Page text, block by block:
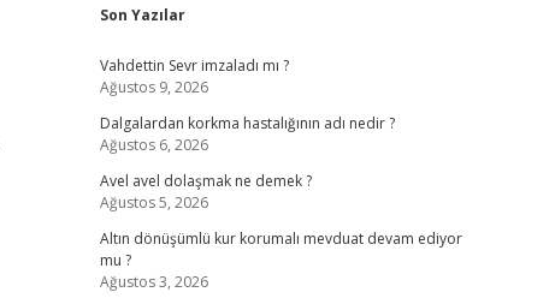
Sidebar
Son Yazılar
Vahdettin Sevr imzaladı mı ?
Ağustos 9, 2026
Dalgalardan korkma hastalığının adı nedir ?
Ağustos 6, 2026
Avel avel dolaşmak ne demek ?
Ağustos 5, 2026
Altın dönüşümlü kur korumalı mevduat devam ediyor
mu ?
Ağustos 3, 2026